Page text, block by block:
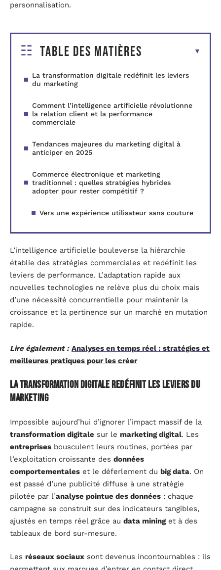
personnalisation.
Table des matières
La transformation digitale redéfinit les leviers
du marketing
Comment l’intelligence artificielle révolutionne
la relation client et la performance
commerciale
Tendances majeures du marketing digital à
anticiper en 2025
Commerce électronique et marketing
traditionnel : quelles stratégies hybrides
adopter pour rester compétitif ?
Vers une expérience utilisateur sans couture
L’intelligence artificielle bouleverse la hiérarchie
établie des stratégies commerciales et redéfinit les
leviers de performance. L’adaptation rapide aux
nouvelles technologies ne relève plus du choix mais
d’une nécessité concurrentielle pour maintenir la
croissance et la pertinence sur un marché en mutation
rapide.
Lire également : Analyses en temps réel : stratégies et
meilleures pratiques pour les créer
La transformation digitale redéfinit les leviers du
marketing
Impossible aujourd’hui d’ignorer l’impact massif de la
transformation digitale sur le marketing digital. Les
entreprises bousculent leurs routines, portées par
l’exploitation croissante des données
comportementales et le déferlement du big data. On
est passé d’une publicité diffuse à une stratégie
pilotée par l’analyse pointue des données : chaque
campagne se construit sur des indicateurs tangibles,
ajustés en temps réel grâce au data mininget à des
tableaux de bord sur-mesure.
Les réseaux sociaux sont devenus incontournables : ils